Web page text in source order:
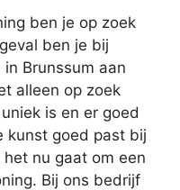
ben je op zoek
ben je bij
Brunssum aan
alleen op zoek
is en er goed
kunst goed past bij
nu gaat om een
Bij ons bedrijf